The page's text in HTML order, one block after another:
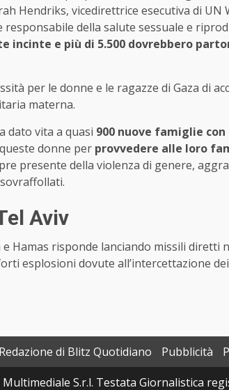
Hendriks, vicedirettrice esecutiva di UN
responsabile della salute sessuale e
incinte e più di 5.500 dovrebbero
per le donne e le ragazze di Gaza di
materna.
dato vita a quasi 900 nuove famiglie
donne per provvedere alle loro
presente della violenza di genere,
Aviv
Hamas risponde lanciando missili diretti
esplosioni dovute all’intercettazione
di Blitz Quotidiano Pubblicità
S.r.l. Testata Giornalistica